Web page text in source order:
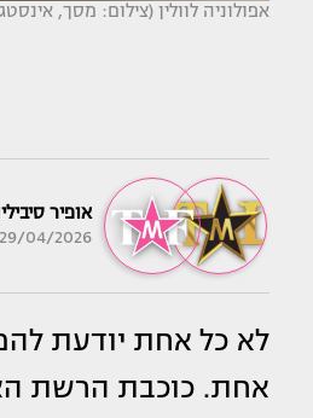
אפולוניה לוולין (צילום: מסך,
אופיר
29/04/2026 | 07:00
לא כל אחת יודעת